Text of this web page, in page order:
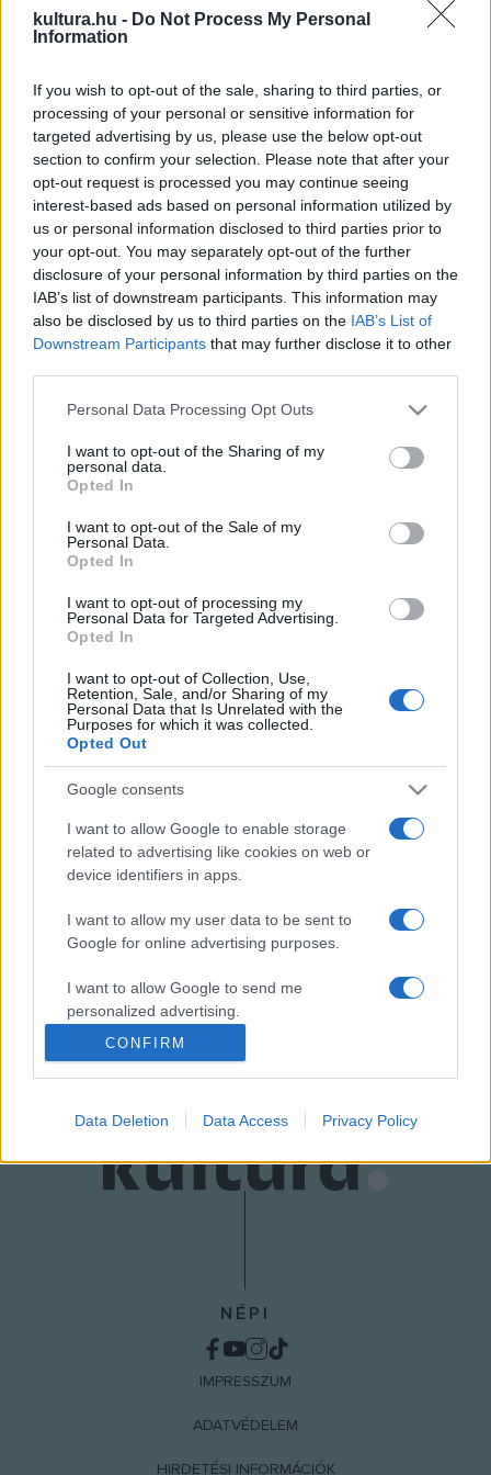
kultura.hu - Do Not Process My Personal
Information
If you wish to opt-out of the sale, sharing to third parties, or
processing of your personal or sensitive information for
targeted advertising by us, please use the below opt-out
section to confirm your selection. Please note that after your
opt-out request is processed you may continue seeing
interest-based ads based on personal information utilized by
us or personal information disclosed to third parties prior to
your opt-out. You may separately opt-out of the further
disclosure of your personal information by third parties on the
IAB’s list of downstream participants. This information may
also be disclosed by us to third parties on the IAB’s List of
Downstream Participants that may further disclose it to other
Please note that this website/app uses one or more Google
not limited to your visit or usage behaviour. You may click to
grant or deny consent to Google and its third-party tags to
use your data for below specified purposes in below Google
consent section.
Personal Data Processing Opt Outs
I want to opt-out of the Sharing of my
personal data.
Opted In
I want to opt-out of the Sale of my
Personal Data.
Opted In
I want to opt-out of processing my
Personal Data for Targeted Advertising.
Opted In
I want to opt-out of Collection, Use,
Retention, Sale, and/or Sharing of my
Personal Data that Is Unrelated with the
Purposes for which it was collected.
Opted Out
Google consents
I want to allow Google to enable storage
related to advertising like cookies on web or
device identifiers in apps.
I want to allow my user data to be sent to
Google for online advertising purposes.
I want to allow Google to send me
personalized advertising.
I want to allow Google to enable storage
related to analytics like cookies on web or
related to functionality of the website or app.
related to security, including authentication
CONFIRM
Data Deletion Data Access Privacy Policy
kamaraestjén lépnek színpadra a Zeneakadémián.
A kamarazenekar 2010 februárjában alakult a Zeneakadémia
növendékeiből, G. Horváth László vezetésével. Az
együttzenélés öröme, a magyar vonós tradíciók megtartása
és az új utak keresése mind fontos motiváló tényező volt a
zenekar alapításában. Repertoárjukon a barokk zenétől
egészen napjainkig minden kor zenéje egységesen
megtalálható.
Az Anima Musicae Kortárs Zenei Műhelyt 2013-ban hozták
a kortárs zenei életnek. A zenekar egyik célja, hogy a barokk
kor muzsikáit modern hangszereken, mégis autentikus
előadásban tudja megszólaltatni, ezért Dinyés Soma
csembalóművészt, a barokk zene előadásmódjainak
szakértőjét kérték fel a barokk zenei műhely vezetésére.
Az idei évadban különlegességgel is készülnek:
Für Anima
című lemezükön dolgoznak, amelyen kizárólag kortárs
zeneszerzők az Anima Musicae számára komponált művei
lesznek hallhatók.
Nyitókép forrása: az Anima Musicae Facebook-oldala.
PROGRAM TESLA LOFT
MEGOSZTÁS
NÉPI
IMPRESSZUM
ADATVÉDELEM
HIRDETÉSI INFORMÁCIÓK